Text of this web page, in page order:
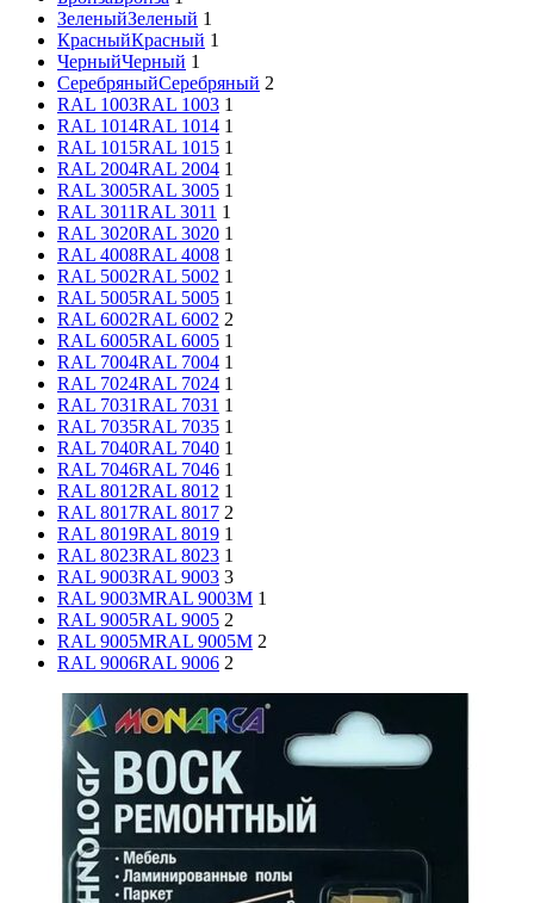
ЗеленыйЗеленый 1
КрасныйКрасный 1
ЧерныйЧерный 1
СеребряныйСеребряный 2
RAL 1003RAL 1003 1
RAL 1014RAL 1014 1
RAL 1015RAL 1015 1
RAL 2004RAL 2004 1
RAL 3005RAL 3005 1
RAL 3011RAL 3011 1
RAL 3020RAL 3020 1
RAL 4008RAL 4008 1
RAL 5002RAL 5002 1
RAL 5005RAL 5005 1
RAL 6002RAL 6002 2
RAL 6005RAL 6005 1
RAL 7004RAL 7004 1
RAL 7024RAL 7024 1
RAL 7031RAL 7031 1
RAL 7035RAL 7035 1
RAL 7040RAL 7040 1
RAL 7046RAL 7046 1
RAL 8012RAL 8012 1
RAL 8017RAL 8017 2
RAL 8019RAL 8019 1
RAL 8023RAL 8023 1
RAL 9003RAL 9003 3
RAL 9003MRAL 9003M 1
RAL 9005RAL 9005 2
RAL 9005MRAL 9005M 2
RAL 9006RAL 9006 2